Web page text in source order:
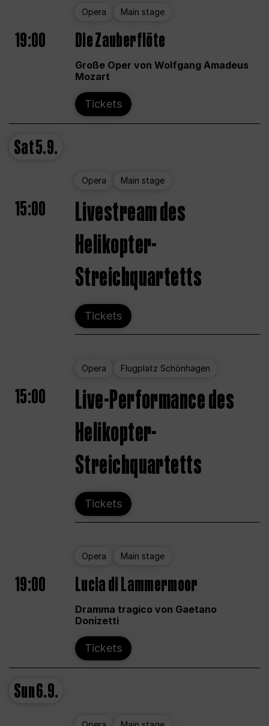
Opera Main stage
19:00 Die Zauberflöte
Große Oper von Wolfgang Amadeus
Mozart
Tickets
Sat5.9.
Opera Main stage
15:00
Livestream des
Helikopter-
Streichquartetts
Tickets
Opera Flugplatz Schönhagen
15:00
Live-Performance des
Helikopter-
Streichquartetts
Tickets
Opera Main stage
19:00 Lucia di Lammermoor
Dramma tragico von Gaetano
Donizetti
Tickets
Sun6.9.